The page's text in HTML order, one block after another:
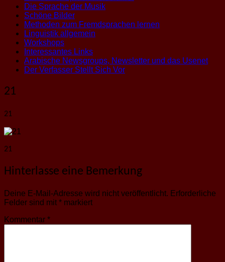
Die Sprache der Musik
Schöne Bilder
Methoden zum Fremdsprachen lernen
Linguistik allgemein
Workshops
Interessantes Links
Arabische Newsgroups, Newsletter und das Usenet
Der Verfasser Stellt Sich Vor
21
21
21
Hinterlasse eine Bemerkung
Deine E-Mail-Adresse wird nicht veröffentlicht. Erforderliche
Felder sind mit * markiert
Kommentar *